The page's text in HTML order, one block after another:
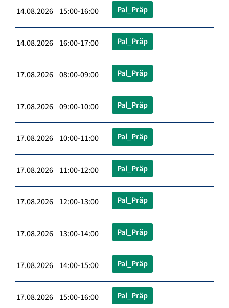
14.08.2026 15:00-16:00 Pal_Präp
14.08.2026 16:00-17:00 Pal_Präp
17.08.2026 08:00-09:00 Pal_Präp
17.08.2026 09:00-10:00 Pal_Präp
17.08.2026 10:00-11:00 Pal_Präp
17.08.2026 11:00-12:00 Pal_Präp
17.08.2026 12:00-13:00 Pal_Präp
17.08.2026 13:00-14:00 Pal_Präp
17.08.2026 14:00-15:00 Pal_Präp
17.08.2026 15:00-16:00 Pal_Präp